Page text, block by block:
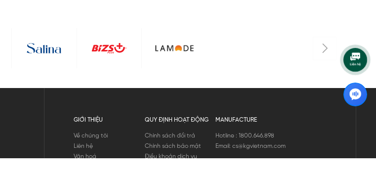
GIỚI THIỆU
Về chúng tôi
Liên hệ
Văn hoá
QUY ĐỊNH HOẠT ĐỘNG
Chính sách đổi trả
Chính sách bảo mật
Điều khoản dịch vụ
MANUFACTURE
Hotline : 1800.646.898
Email: cs@kgvietnam.com